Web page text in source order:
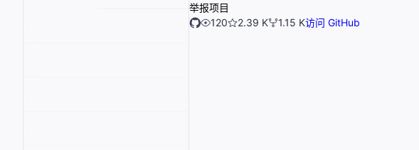
举报项目
120
2.39 K 1.15 K访问 GitHub